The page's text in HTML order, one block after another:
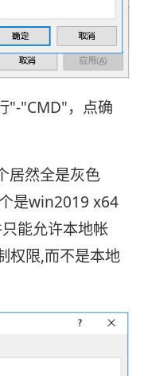
"-"CMD"，点确
居然全是灰色
是win2019 x64
能允许本地帐
权限,而不是本地